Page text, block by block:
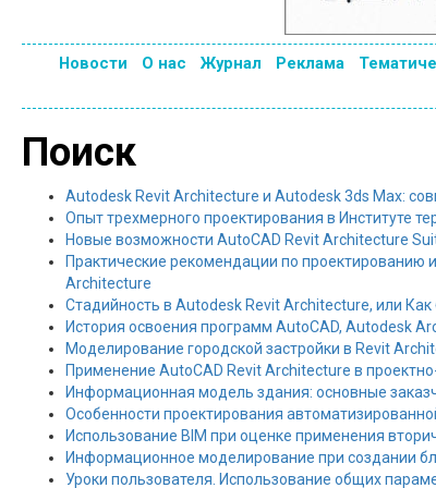
Новости О нас Журнал Реклама
Поиск
Autodesk Revit Architecture и Autodesk 3ds Max:
Опыт трехмерного проектирования в Институте
Новые возможности AutoCAD Revit Architecture
Практические рекомендации по
Architecture
Стадийность в Autodesk Revit Architecture, или
История освоения программ AutoCAD, Autodesk
Моделирование городской застройки в Revit
Применение AutoCAD Revit Architecture в
Информационная модель здания: основные
Особенности проектирования
Использование BIM при оценке применения
Информационное моделирование при создании
Уроки пользователя. Использование общих